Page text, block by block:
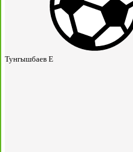
Тунгышбаев Е